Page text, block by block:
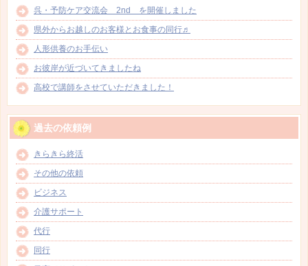
呉・予防ケア交流会 2nd を開催しました
県外からお越しのお客様とお食事の同行♬
人形供養のお手伝い
お彼岸が近づいてきましたね
高校で講師をさせていただきました！
過去の依頼例
きらきら終活
その他の依頼
ビジネス
介護サポート
代行
同行